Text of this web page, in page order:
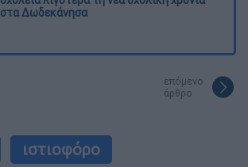
στα Δωδεκάνησα
επόμενο
άρθρο
ιστιοφόρο